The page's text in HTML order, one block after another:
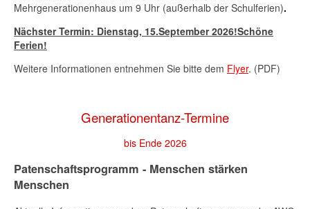
Mehrgenerationenhaus um 9 Uhr (außerhalb der Schulferien).
Nächster Termin: Dienstag, 15.September 2026!Schöne
Ferien!
Weitere Informationen entnehmen Sie bitte dem Flyer. (PDF)
Generationentanz-Termine
bis Ende 2026
Patenschaftsprogramm - Menschen stärken
Menschen